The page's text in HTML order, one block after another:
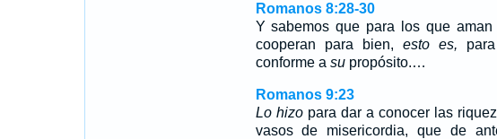
Romanos 8:28-30
Y sabemos que para los que
cooperan para bien, esto es,
conforme a supropósito.…
Romanos 9:23
Lo hizopara dar a conocer las
vasos de misericordia, que de